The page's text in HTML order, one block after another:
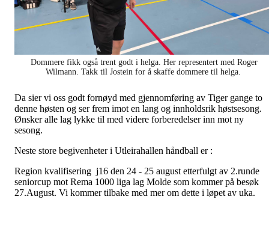
Dommere fikk også trent godt i helga. Her representert med Roger
Wilmann. Takk til Jostein for å skaffe dommere til helga.
Da sier vi oss godt fornøyd med gjennomføring av Tiger gange to
denne høsten og ser frem imot en lang og innholdsrik høstsesong.
Ønsker alle lag lykke til med videre forberedelser inn mot ny
sesong.
Neste store begivenheter i Utleirahallen håndball er :
Region kvalifisering j16 den 24 - 25 august etterfulgt av 2.runde
seniorcup mot Rema 1000 liga lag Molde som kommer på besøk
27.August. Vi kommer tilbake med mer om dette i løpet av uka.